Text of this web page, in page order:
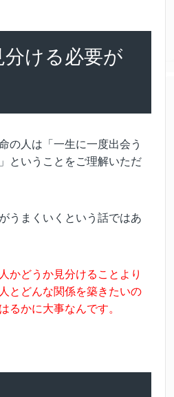
ける必要が
の人は「一生に一度出会う
ということをご理解いただ
うまくいくという話ではあ
かどうか見分けることより
とどんな関係を築きたいの
るかに大事なんです。